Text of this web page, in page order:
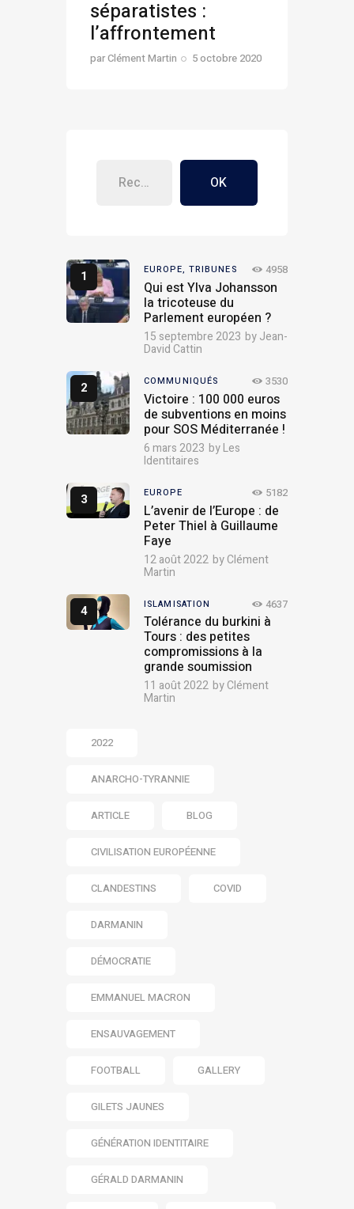
séparatistes :
l’affrontement
parClément Martin 5 octobre 2020
OK
EUROPE, TRIBUNES 4958
Qui est Ylva Johansson
la tricoteuse du
Parlement européen ?
15 septembre 2023 byJean-
David Cattin
COMMUNIQUÉS 3530
Victoire : 100 000 euros
de subventions en moins
pour SOS Méditerranée !
6 mars 2023 byLes
Identitaires
EUROPE 5182
L’avenir de l’Europe : de
Peter Thiel à Guillaume
Faye
12 août 2022 byClément
Martin
ISLAMISATION 4637
Tolérance du burkini à
Tours : des petites
compromissions à la
grande soumission
11 août 2022 byClément
Martin
2022
ANARCHO-TYRANNIE
ARTICLE BLOG
CIVILISATION EUROPÉENNE
CLANDESTINS COVID
DARMANIN
DÉMOCRATIE
EMMANUEL MACRON
ENSAUVAGEMENT
FOOTBALL GALLERY
GILETS JAUNES
GÉNÉRATION IDENTITAIRE
GÉRALD DARMANIN